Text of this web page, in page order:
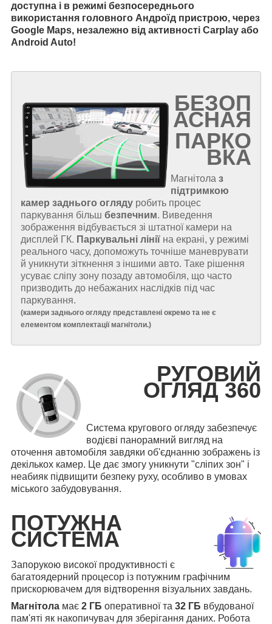
доступна і в режимі безпосереднього
використання головного Андроїд пристрою, через
Google Maps, незалежно від активності Carplay або
Android Auto!
БЕЗОП
АСНАЯ
ПАРКО
ВКА
Магнітола з
підтримкою
камер заднього огляду робить процес
паркування більш безпечним. Виведення
зображення відбувається зі штатної камери на
дисплей ГК. Паркувальні лінії на екрані, у режимі
реального часу, допоможуть точніше маневрувати
й уникнути зіткнення з іншими авто. Таке рішення
усуває сліпу зону позаду автомобіля, що часто
призводить до небажаних наслідків під час
паркування.
(камери заднього огляду представлені окремо та не є
елементом комплектації магнітоли.)
РУГОВИЙ
ОГЛЯД 360
Система кругового огляду забезпечує
водієві панорамний вигляд на
оточення автомобіля завдяки об'єднанню зображень із
декількох камер. Це дає змогу уникнути "сліпих зон" і
неабияк підвищити безпеку руху, особливо в умовах
міського забудовування.
ПОТУЖНА
СИСТЕМА
Запорукою високої продуктивності є
багатоядерний процесор із потужним графічним
прискорювачем для відтворення візуальних завдань.
Магнітола має 2 ГБ оперативної та 32 ГБ вбудованої
пам'яті як накопичувач для зберігання даних. Робота